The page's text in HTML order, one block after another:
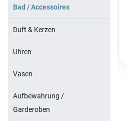
Bad / Accessoires
Duft & Kerzen
Uhren
Vasen
Aufbewahrung /
Garderoben
Seifenspender
17.90